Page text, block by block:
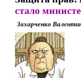
стало
Захарченко